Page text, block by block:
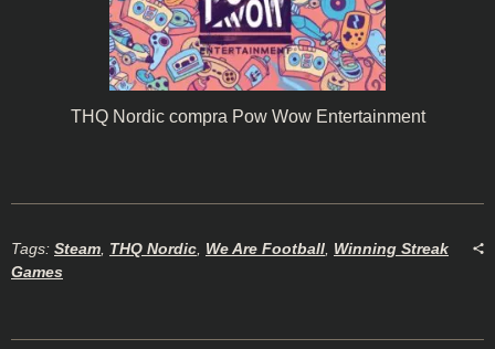
THQ Nordic compra Pow Wow Entertainment
Tags: Steam, THQ Nordic, We Are Football, Winning Streak
Games